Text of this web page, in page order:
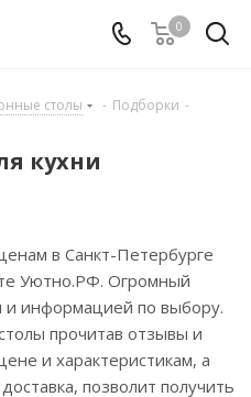
0
столы - Подборки -
кухни
в Санкт-Петербурге
Уютно.РФ. Огромный
информацией по выбору.
прочитав отзывы и
и характеристикам, а
позволит получить